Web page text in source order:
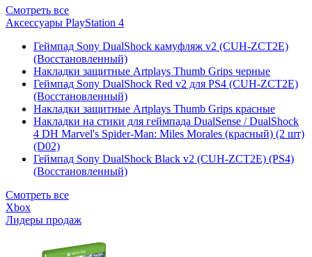
Смотреть все
Аксессуары PlayStation 4
Геймпад Sony DualShock камуфляж v2 (CUH-ZCT2E)
(Восстановленный)
Накладки защитные Artplays Thumb Grips черные
Геймпад Sony DualShock Red v2 для PS4 (CUH-ZCT2E)
(Восстановленный)
Накладки защитные Artplays Thumb Grips красные
Накладки на стики для геймпада DualSense / DualShock
4 DH Marvel's Spider-Man: Miles Morales (красный) (2 шт)
(D02)
Геймпад Sony DualShock Black v2 (CUH-ZCT2E) (PS4)
(Восстановленный)
Смотреть все
Xbox
Лидеры продаж